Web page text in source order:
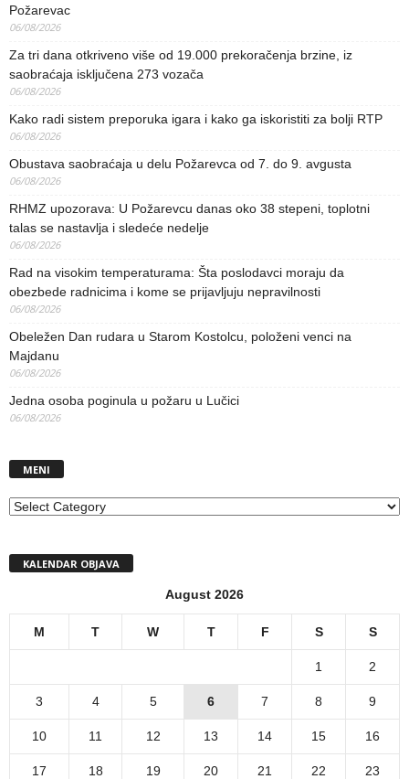
Požarevac
06/08/2026
Za tri dana otkriveno više od 19.000 prekoračenja brzine, iz
saobraćaja isključena 273 vozača
06/08/2026
Kako radi sistem preporuka igara i kako ga iskoristiti za bolji RTP
06/08/2026
Obustava saobraćaja u delu Požarevca od 7. do 9. avgusta
06/08/2026
RHMZ upozorava: U Požarevcu danas oko 38 stepeni, toplotni
talas se nastavlja i sledeće nedelje
06/08/2026
Rad na visokim temperaturama: Šta poslodavci moraju da
obezbede radnicima i kome se prijavljuju nepravilnosti
06/08/2026
Obeležen Dan rudara u Starom Kostolcu, položeni venci na
Majdanu
06/08/2026
Jedna osoba poginula u požaru u Lučici
06/08/2026
MENI
MENI
KALENDAR OBJAVA
August 2026
M T W T F S S
1 2
3 4 5 6 7 8 9
10 11 12 13 14 15 16
17 18 19 20 21 22 23